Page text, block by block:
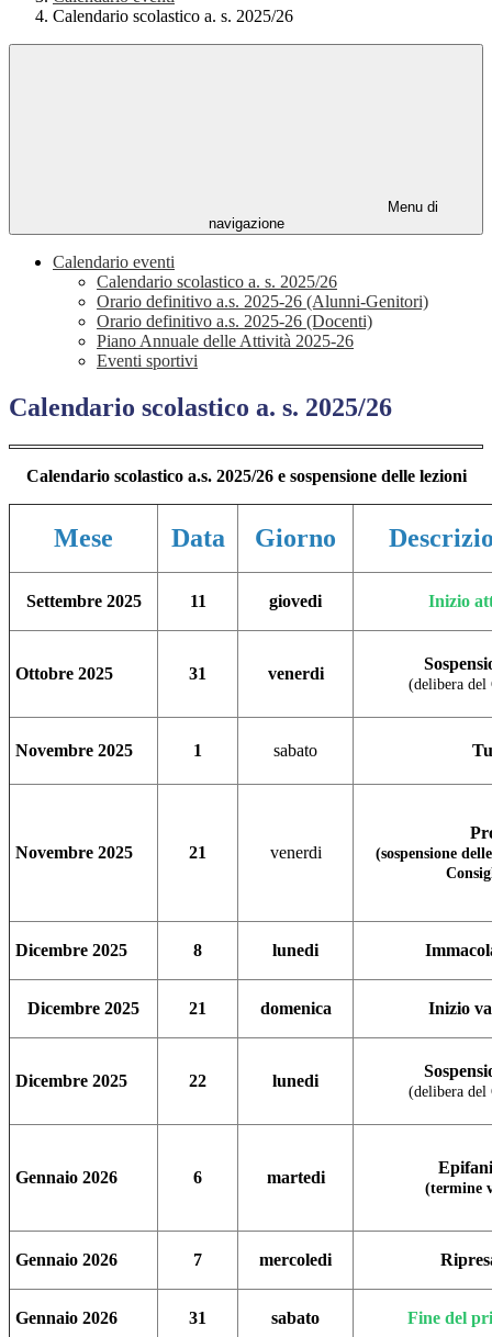
Calendario scolastico a. s. 2025/26
Menu di
navigazione
Calendario eventi
Calendario scolastico a. s. 2025/26
Orario definitivo a.s. 2025-26 (Alunni-Genitori)
Orario definitivo a.s. 2025-26 (Docenti)
Piano Annuale delle Attività 2025-26
Eventi sportivi
Calendario scolastico a. s. 2025/26
Calendario scolastico a.s. 2025/26 e sospensione delle lezioni
Mese Data Giorno
Settembre 2025 11 giovedi Inizio
Ottobre 2025 31 venerdi
(delibera
Novembre 2025 1 sabato
Novembre 2025 21 venerdi
(sospensione
Dicembre 2025 8 lunedi
Dicembre 2025 21 domenica Inizio
Dicembre 2025 22 lunedi
(delibera
Gennaio 2026 6 martedi
(termine
Gennaio 2026 7 mercoledi
Gennaio 2026 31 sabato Fine del